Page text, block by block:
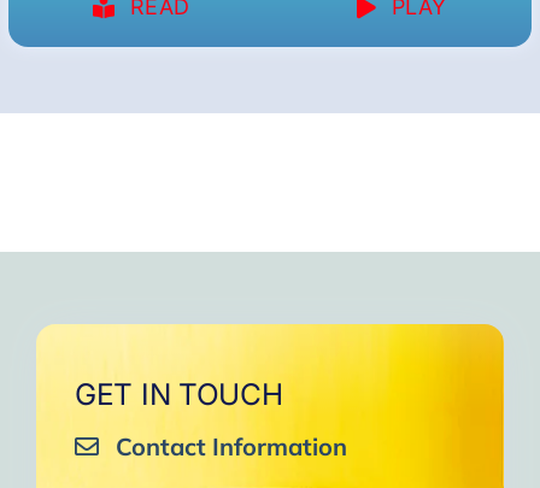
READ PLAY
GET IN TOUCH
Contact Information